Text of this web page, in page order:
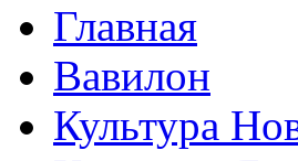
Главная
Вавилон
Культура